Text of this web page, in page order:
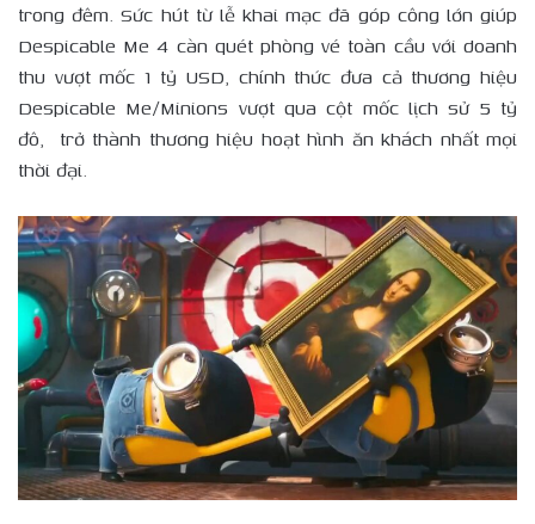
trong đêm. Sức hút từ lễ khai mạc đã góp công lớn giúp
Despicable Me 4 càn quét phòng vé toàn cầu với doanh
thu vượt mốc 1 tỷ USD, chính thức đưa cả thương hiệu
Despicable Me/Minions vượt qua cột mốc lịch sử 5 tỷ
đô, trở thành thương hiệu hoạt hình ăn khách nhất mọi
thời đại.